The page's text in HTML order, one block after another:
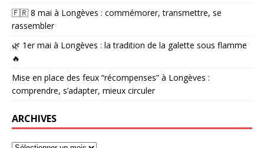
🇫🇷 8 mai à Longèves : commémorer, transmettre, se
rassembler
🌿 1er mai à Longèves : la tradition de la galette sous flamme
🔥
Mise en place des feux “récompenses” à Longèves :
comprendre, s’adapter, mieux circuler
ARCHIVES